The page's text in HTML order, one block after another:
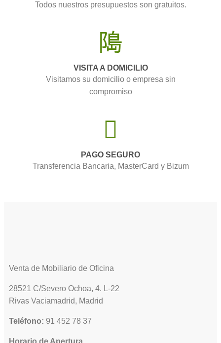
Todos nuestros presupuestos son gratuitos.
VISITA A DOMICILIO
Visitamos su domicilio o empresa sin
compromiso
PAGO SEGURO
Transferencia Bancaria, MasterCard y Bizum
Venta de Mobiliario de Oficina
28521 C/Severo Ochoa, 4. L-22
Rivas Vaciamadrid, Madrid
Teléfono: 91 452 78 37
Horario de Apertura